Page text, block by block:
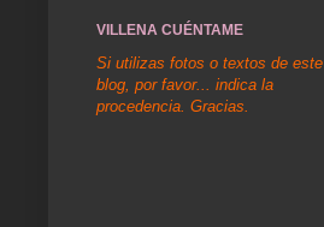
VILLENA CUÉNTAME
Si utilizas fotos o textos de este
blog, por favor... indica la
procedencia. Gracias.